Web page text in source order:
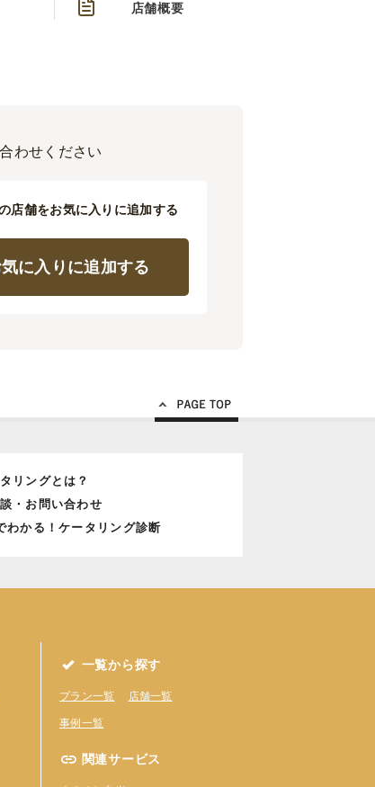
店舗概要
わせください
店舗をお気に入りに追加する
に入りに追加する
リングとは？
・お問い合わせ
わかる！ケータリング診断
一覧から探す
プラン一覧 店舗一覧
事例一覧
関連サービス